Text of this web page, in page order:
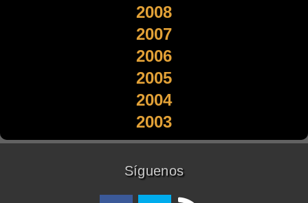
2008
2007
2006
2005
2004
2003
Síguenos